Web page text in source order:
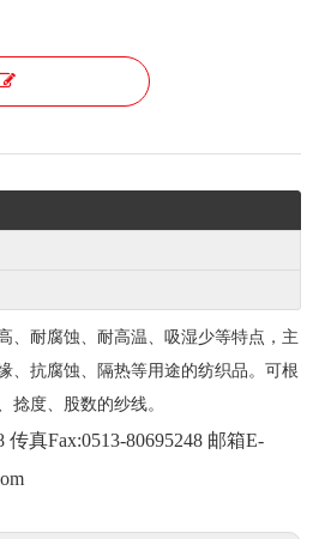
、耐腐蚀、耐高温、吸湿少等特点，主
、抗腐蚀、隔热等用途的纺织品。可根
捻度、股数的纱线。
传真Fax:0513-80695248 邮箱E-